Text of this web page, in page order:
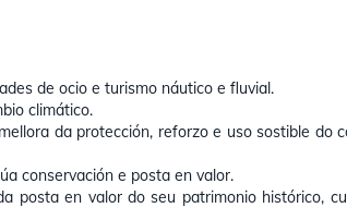
de ocio e turismo náutico e fluvial.
climático.
da protección, reforzo e uso sostible do
conservación e posta en valor.
posta en valor do seu patrimonio histórico,